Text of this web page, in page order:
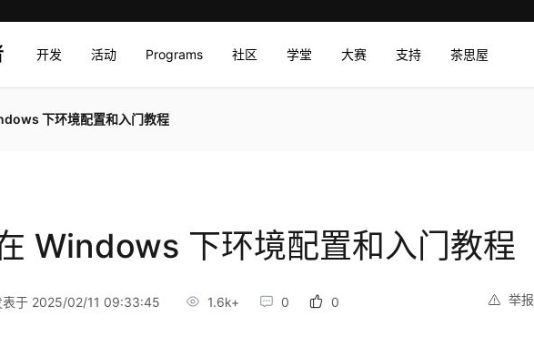
开发 活动 Programs 社区 学堂 大赛 支持 茶思屋
下环境配置和入门教程
Windows 下环境配置和入门教程
举报
表于 2025/02/11 09:33:45 1.6k+ 0 0